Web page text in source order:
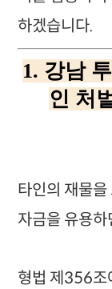
하겠습니다.
1. 강남
인 처
타인의 재물을
자금을 유용
형법 제356조